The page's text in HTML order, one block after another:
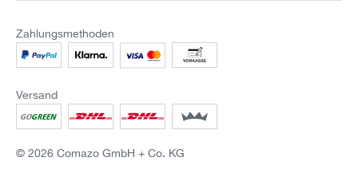
Zahlungsmethoden
Versand
© 2026 Comazo GmbH + Co. KG